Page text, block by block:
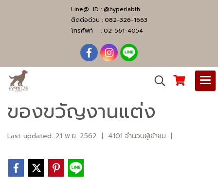
Line@ ID : @hyperlabth
ติดต่อด่วน : 082-326-1663
โทรศัพท์ : 02-561-4054
ของขวัญงานแต่ง
Last updated: 21 พ.ย. 2562 | 4101 จำนวนผู้เข้าชม |